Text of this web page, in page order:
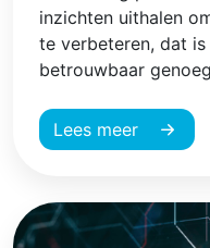
inzichten uithalen
te verbeteren, dat
betrouwbaar
Lees meer